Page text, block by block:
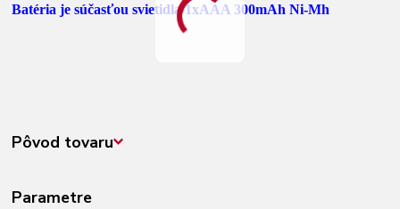
Batéria je súčasťou svietidla 1xAAA 300mAh Ni-Mh
Pôvod tovaru
Parametre